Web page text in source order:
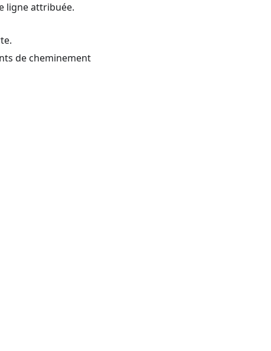
ligne attribuée.
de cheminement